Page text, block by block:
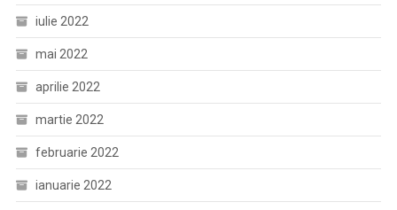
iulie 2022
mai 2022
aprilie 2022
martie 2022
februarie 2022
ianuarie 2022